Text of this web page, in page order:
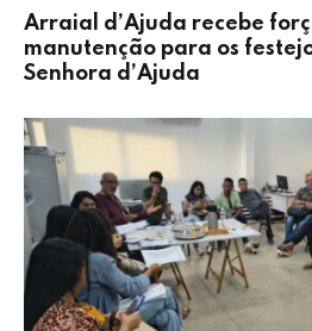
Arraial d’Ajuda recebe
manutenção para os
Senhora d’Ajuda